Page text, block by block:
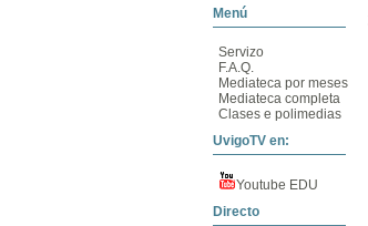
Menú
Servizo
F.A.Q.
Mediateca por meses
Mediateca completa
Clases e polimedias
UvigoTV en:
Youtube EDU
Directo